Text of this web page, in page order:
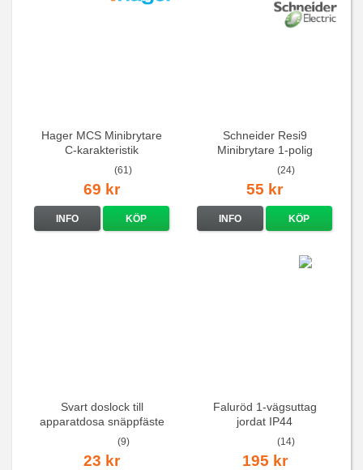
Hager MCS Minibrytare
C-karakteristik
QuickConnect
(61)
69 kr
INFO KÖP
Schneider Resi9
Minibrytare 1-polig
(24)
55 kr
INFO KÖP
Svart doslock till
apparatdosa snäppfäste
(9)
23 kr
Faluröd 1-vägsuttag
jordat IP44
(14)
195 kr